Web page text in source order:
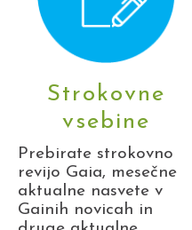
Strokovne
vsebine
Prebirate strokovno
revijo Gaia, mesečne
aktualne nasvete v
Gainih novicah in